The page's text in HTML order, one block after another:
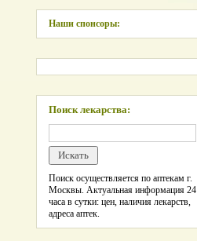
Наши спонсоры:
Поиск лекарства:
Поиск осуществляется по аптекам г.
Москвы. Актуальная информация 24
часа в сутки: цен, наличия лекарств,
адреса аптек.